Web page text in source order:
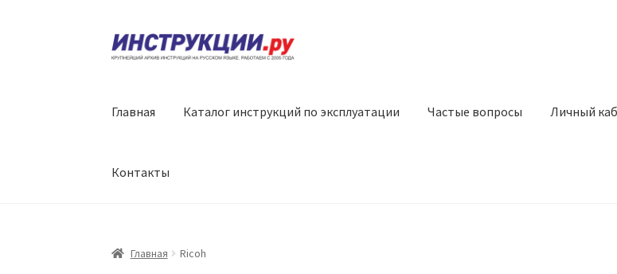
Перейти
к
Перейти
к
Главная Каталог инструкций по эксплуатации Частые вопросы Личный
Контакты
Главная Ricoh